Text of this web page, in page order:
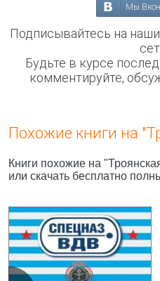
Мы
Подписывайтесь на
Будьте в курсе
комментируйте,
Похожие книги на
Книги похожие на
или скачать бесплатно